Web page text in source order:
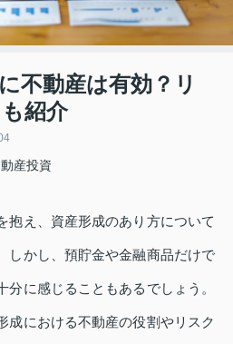
不動産は有効？リ
紹介
産投資
抱え、資産形成のあり方について
しかし、預貯金や金融商品だけで
分に感じることもあるでしょう。
成における不動産の役割やリスク